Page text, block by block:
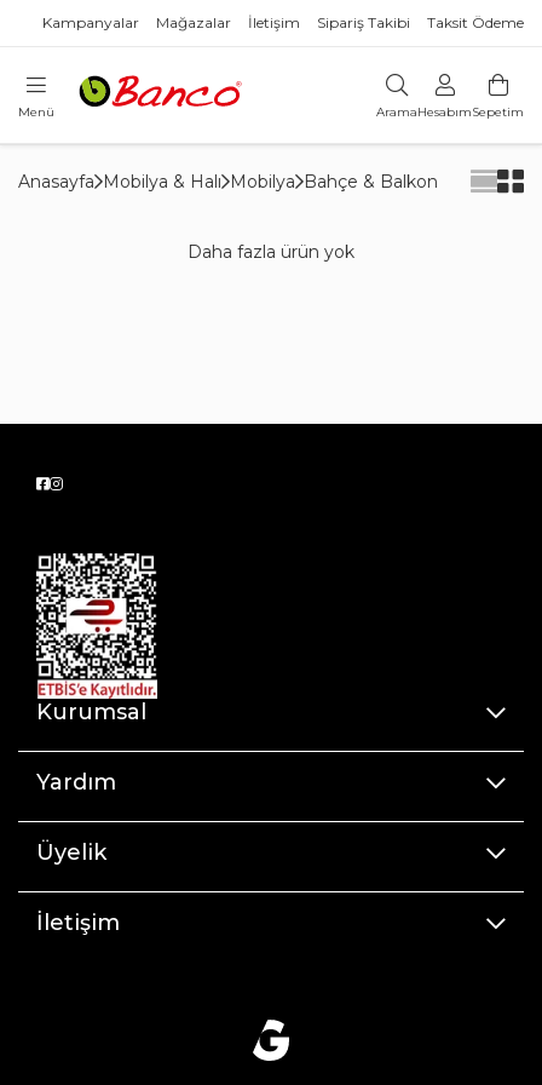
Kampanyalar Mağazalar İletişim Sipariş Takibi Taksit Ödeme
Menü AramaHesabımSepetim
Anasayfa Mobilya & Halı Mobilya Bahçe & Balkon
Daha fazla ürün yok
Kurumsal
Yardım
Üyelik
İletişim